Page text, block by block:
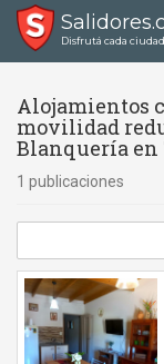
Disfrutá cada
Alojamientos
movilidad
Blanquería en
1 publicaciones